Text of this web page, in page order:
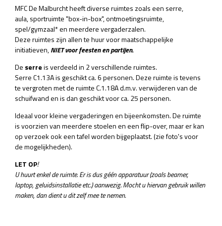
MFC De Malburcht heeft diverse ruimtes zoals een serre,
aula, sportruimte "box-in-box", ontmoetingsruimte,
spel/gymzaal* en meerdere vergaderzalen.
Deze ruimtes zijn allen te huur voor maatschappelijke
initiatieven,NIET voor feesten en partijen.
De serreis verdeeld in 2 verschillende ruimtes.
Serre C1.13A is geschikt ca. 6 personen. Deze ruimte is tevens
te vergroten met de ruimte C.1.18A d.m.v. verwijderen van de
schuifwand en is dan geschikt voor ca. 25 personen.
Ideaal voor kleine vergaderingen en bijeenkomsten. De ruimte
is voorzien van meerdere stoelen en een flip-over, maar er kan
op verzoek ook een tafel worden bijgeplaatst. (zie foto's voor
de mogelijkheden).
LET OP!
U huurt enkel de ruimte. Er is dus géén apparatuur (zoals beamer,
laptop, geluidsinstallatie etc.) aanwezig. Mocht u hiervan gebruik willen
maken, dan dient u dit zelf mee te nemen.